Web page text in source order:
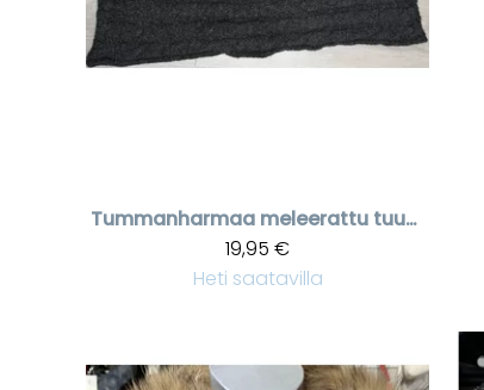
Tummanharmaa meleerattu tuubihuivi
19,95 €
Heti saatavilla